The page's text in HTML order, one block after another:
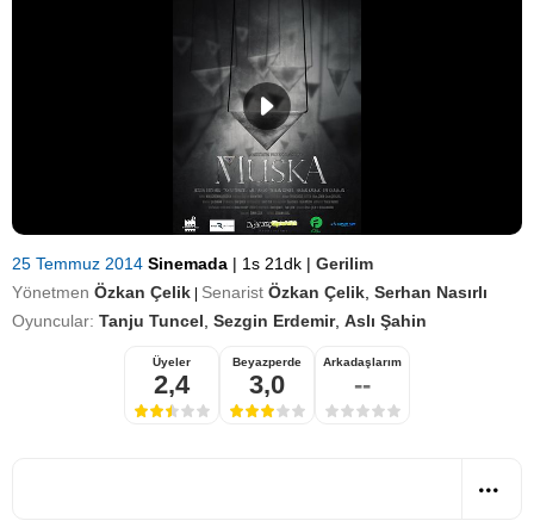
25 Temmuz 2014 Sinemada | 1s 21dk | Gerilim
Yönetmen Özkan Çelik Senarist Özkan Çelik Serhan Nasırlı
Oyuncular: Tanju Tuncel Sezgin Erdemir, Aslı Şahin
Üyeler
2,4
Beyazperde
3,0
Arkadaşlarım
--